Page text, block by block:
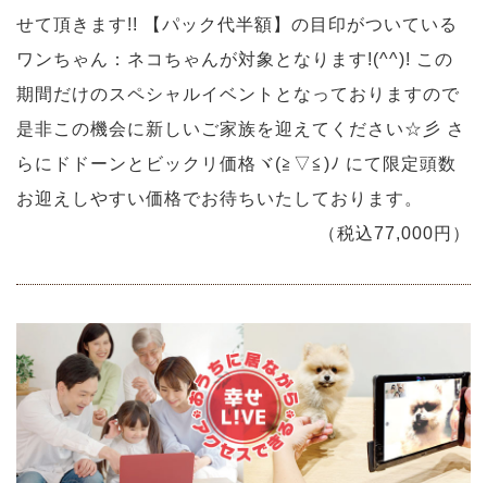
せて頂きます!! 【パック代半額】の目印がついている
ワンちゃん：ネコちゃんが対象となります!(^^)! この
期間だけのスペシャルイベントとなっておりますので
是非この機会に新しいご家族を迎えてください☆彡 さ
らにドドーンとビックリ価格ヾ(≧▽≦)ﾉ にて限定頭数
お迎えしやすい価格でお待ちいたしております。
（税込77,000円）